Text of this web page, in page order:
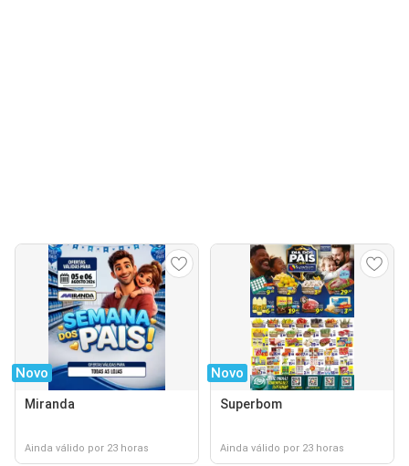
Novo
Miranda
Ainda válido por 23 horas
Novo
Superbom
Ainda válido por 23 horas